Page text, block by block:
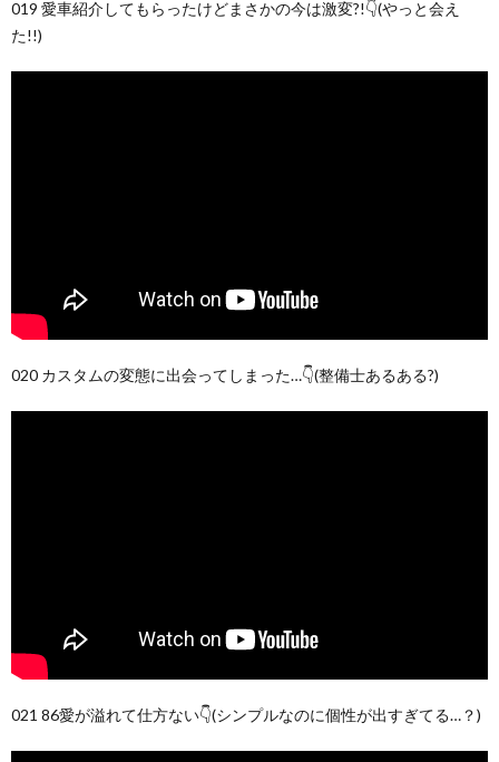
019 愛車紹介してもらったけどまさかの今は激変?!👇(やっと会え
た!!)
020 カスタムの変態に出会ってしまった…👇(整備士あるある?)
021 86愛が溢れて仕方ない👇(シンプルなのに個性が出すぎてる…？)